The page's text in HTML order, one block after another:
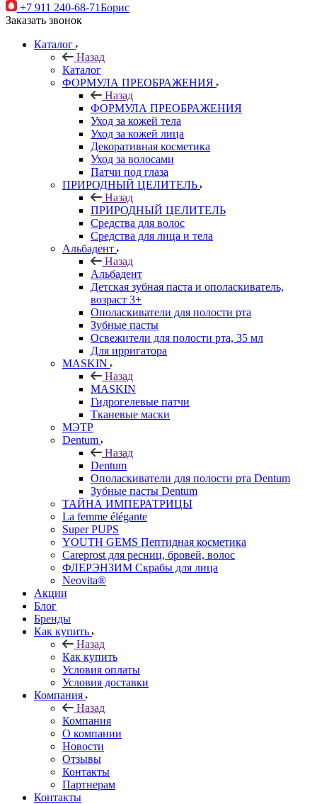
+7 911 240-68-71Борис
Заказать звонок
Каталог
Назад
Каталог
ФОРМУЛА ПРЕОБРАЖЕНИЯ
Назад
ФОРМУЛА ПРЕОБРАЖЕНИЯ
Уход за кожей тела
Уход за кожей лица
Декоративная косметика
Уход за волосами
Патчи под глаза
ПРИРОДНЫЙ ЦЕЛИТЕЛЬ
Назад
ПРИРОДНЫЙ ЦЕЛИТЕЛЬ
Средства для волос
Средства для лица и тела
Альбадент
Назад
Альбадент
Детская зубная паста и ополаскиватель,
возраст 3+
Ополаскиватели для полости рта
Зубные пасты
Освежители для полости рта, 35 мл
Для ирригатора
MASKIN
Назад
MASKIN
Гидрогелевые патчи
Тканевые маски
МЭТР
Dentum
Назад
Dentum
Ополаскиватели для полости рта Dentum
Зубные пасты Dentum
ТАЙНА ИМПЕРАТРИЦЫ
La femme élégante
Super PUPS
YOUTH GEMS Пептидная косметика
Careprost для ресниц, бровей, волос
ФЛЕРЭНЗИМ Скрабы для лица
Neovita®
Акции
Блог
Бренды
Как купить
Назад
Как купить
Условия оплаты
Условия доставки
Компания
Назад
Компания
О компании
Новости
Отзывы
Контакты
Партнерам
Контакты